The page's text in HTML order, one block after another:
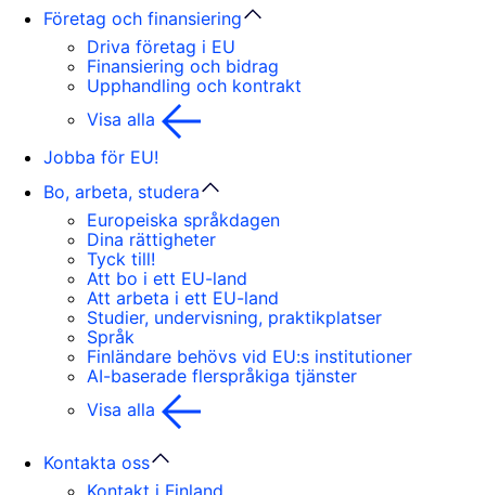
Företag och finansiering
Driva företag i EU
Finansiering och bidrag
Upphandling och kontrakt
Visa alla
Jobba för EU!
Bo, arbeta, studera
Europeiska språkdagen
Dina rättigheter
Tyck till!
Att bo i ett EU-land
Att arbeta i ett EU-land
Studier, undervisning, praktikplatser
Språk
Finländare behövs vid EU:s institutioner
AI-baserade flerspråkiga tjänster
Visa alla
Kontakta oss
Kontakt i Finland